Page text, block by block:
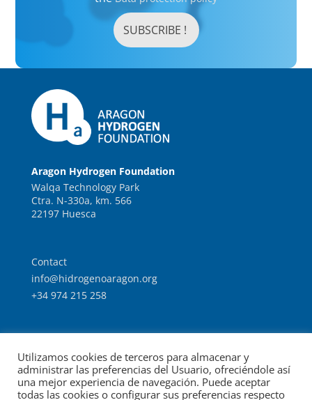
Aragon Hydrogen Foundation
Walqa Technology Park
Ctra. N-330a, km. 566
22197 Huesca
Contact
info@hidrogenoaragon.org
+34 974 215 258
Intranet
Utilizamos cookies de terceros para almacenar y
administrar las preferencias del Usuario, ofreciéndole así
una mejor experiencia de navegación. Puede aceptar
todas las cookies o configurar sus preferencias respecto